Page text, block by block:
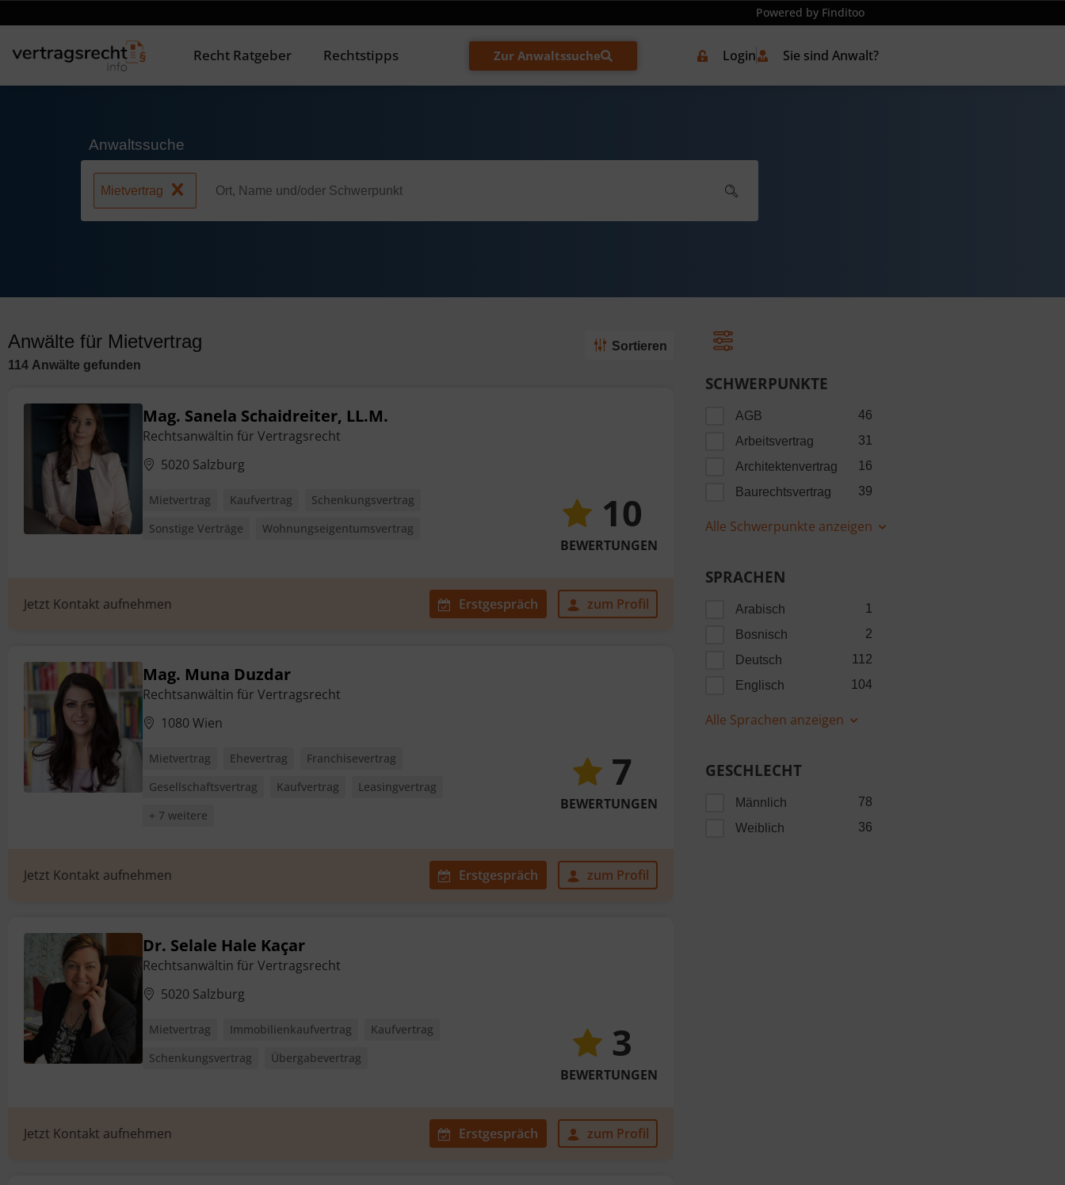
Powered by Finditoo
Recht Ratgeber Rechtstipps Zur Anwaltssuche Login Sie sind Anwalt?
Anwaltssuche
Mietvertrag
Anwälte für Mietvertrag
114 Anwälte gefunden
Sortieren
Mag. Sanela Schaidreiter, LL.M.
Rechtsanwältin für Vertragsrecht
5020 Salzburg
Mietvertrag Kaufvertrag
Schenkungsvertrag
Sonstige Verträge
Wohnungseigentumsvertrag 10
BEWERTUNGEN
Jetzt Kontakt aufnehmen Erstgespräch zum Profil
Mag. Muna Duzdar
Rechtsanwältin für Vertragsrecht
1080 Wien
Mietvertrag Ehevertrag
Franchisevertrag
Gesellschaftsvertrag
Kaufvertrag
Leasingvertrag
+ 7 weitere
7
BEWERTUNGEN
Jetzt Kontakt aufnehmen Erstgespräch zum Profil
Dr. Selale Hale Kaçar
Rechtsanwältin für Vertragsrecht
5020 Salzburg
Mietvertrag Immobilienkaufvertrag
Kaufvertrag
Schenkungsvertrag
Übergabevertrag 3
BEWERTUNGEN
Jetzt Kontakt aufnehmen Erstgespräch zum Profil
SCHWERPUNKTE
AGB
46
Arbeitsvertrag
31
Architektenvertrag
16
Baurechtsvertrag
39
Alle Schwerpunkte anzeigen
SPRACHEN
Arabisch
1
Bosnisch
2
Deutsch
112
Englisch
104
Alle Sprachen anzeigen
GESCHLECHT
Männlich
78
Weiblich
36